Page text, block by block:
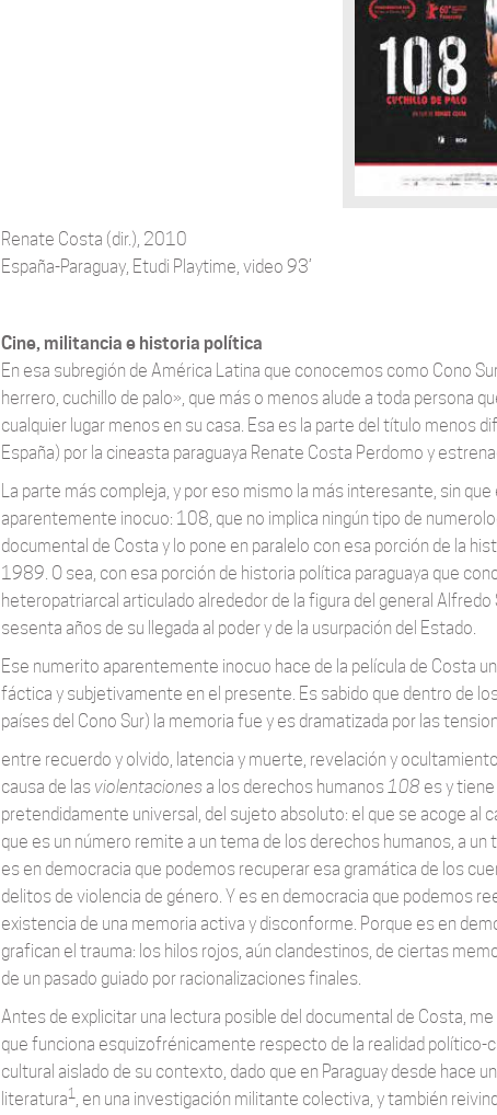
Renate Costa (dir.), 2010
España-Paraguay, Etudi Playtime, video 93’
Cine, militancia e historia política
En esa subregión de América Latina que conocemos como Cono
herrero, cuchillo de palo», que más o menos alude a toda persona
cualquier lugar menos en su casa. Esa es la parte del título menos
España) por la cineasta paraguaya Renate Costa Perdomo y
La parte más compleja, y por eso mismo la más interesante, sin
aparentemente inocuo: 108, que no implica ningún tipo de
documental de Costa y lo pone en paralelo con esa porción de la
1989. O sea, con esa porción de historia política paraguaya que
heteropatriarcal articulado alrededor de la figura del general
sesenta años de su llegada al poder y de la usurpación del Estado.
Ese numerito aparentemente inocuo hace de la película de Costa
fáctica y subjetivamente en el presente. Es sabido que dentro de
países del Cono Sur) la memoria fue y es dramatizada por las
entre recuerdo y olvido, latencia y muerte, revelación y
causa de las violentacionesa los derechos humanos108 es y
pretendidamente universal, del sujeto absoluto: el que se acoge al
que es un número remite a un tema de los derechos humanos, a
es en democracia que podemos recuperar esa gramática de los
delitos de violencia de género. Y es en democracia que podemos
existencia de una memoria activa y disconforme. Porque es en
grafican el trauma: los hilos rojos, aún clandestinos, de ciertas
de un pasado guiado por racionalizaciones finales.
Antes de explicitar una lectura posible del documental de Costa,
que funciona esquizofrénicamente respecto de la realidad
cultural aislado de su contexto, dado que en Paraguay desde hace
literatura1, en una investigación militante colectiva, y también